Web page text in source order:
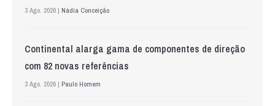
3 Ago. 2026 | Nádia Conceição
Continental alarga gama de componentes de direção
com 82 novas referências
3 Ago. 2026 | Paulo Homem